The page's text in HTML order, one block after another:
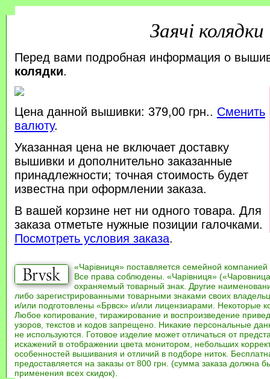
Заячі колядки
Перед вами подробная информация о
колядки.
Цена данной вышивки: 379,00 грн.. Сменить
валюту.
Указанная цена не включает доставку
вышивки и дополнительно заказанные
принадлежности; точная стоимость будет
известна при оформлении заказа.
В вашей корзине нет ни одного товара. Для
заказа отметьте нужные позиции галочками.
Посмотреть условия заказа.
«Чарівниця» поставляется семейной компанией
Все права соблюдены. «Чарівниця»
охраняемый товарный знак. Другие
либо зарегистрированными товарными знаками своих
и/или подготовлены «Брвск» и/или лицензиарами. Некоторые
Любое копирование, тиражирование и воспроизведение
узоров, текстов и кодов запрещено. Никакие персональные
не используются. Готовое изделие может отличаться от
искажений в отображении цвета монитором, небольших
особенностей вышивания и отличий в подборе ниток.
предоставляется на заказы от 800 грн. (сумма заказа должна
применения всех скидок).